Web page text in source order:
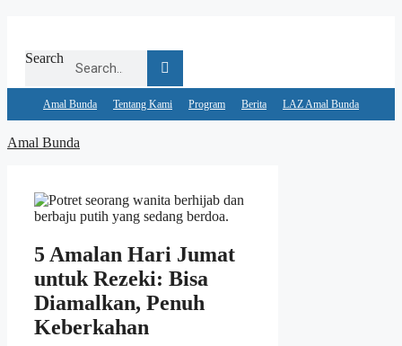
Search
Amal Bunda Tentang Kami Program Berita LAZ Amal Bunda
Amal Bunda
5 Amalan Hari Jumat
untuk Rezeki: Bisa
Diamalkan, Penuh
Keberkahan